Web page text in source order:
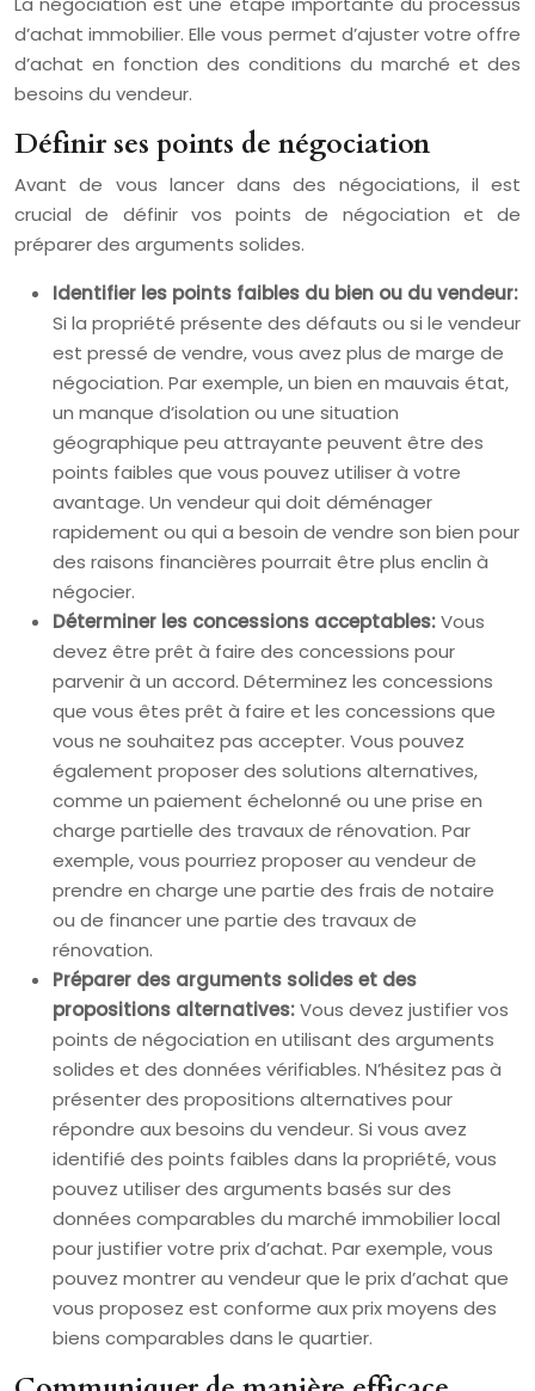
d’achat immobilier. Elle vous permet d’ajuster votre offre
d’achat en fonction des conditions du marché et des
besoins du vendeur.
Définir ses points de négociation
Avant de vous lancer dans des négociations, il est
crucial de définir vos points de négociation et de
préparer des arguments solides.
Identifier les points faibles du bien ou du vendeur:
Si la propriété présente des défauts ou si le vendeur
est pressé de vendre, vous avez plus de marge de
négociation. Par exemple, un bien en mauvais état,
un manque d’isolation ou une situation
géographique peu attrayante peuvent être des
points faibles que vous pouvez utiliser à votre
avantage. Un vendeur qui doit déménager
rapidement ou qui a besoin de vendre son bien pour
des raisons financières pourrait être plus enclin à
négocier.
Déterminer les concessions acceptables:Vous
devez être prêt à faire des concessions pour
parvenir à un accord. Déterminez les concessions
que vous êtes prêt à faire et les concessions que
vous ne souhaitez pas accepter. Vous pouvez
également proposer des solutions alternatives,
comme un paiement échelonné ou une prise en
charge partielle des travaux de rénovation. Par
exemple, vous pourriez proposer au vendeur de
prendre en charge une partie des frais de notaire
ou de financer une partie des travaux de
rénovation.
Préparer des arguments solides et des
propositions alternatives:Vous devez justifier vos
points de négociation en utilisant des arguments
solides et des données vérifiables. N’hésitez pas à
présenter des propositions alternatives pour
répondre aux besoins du vendeur. Si vous avez
identifié des points faibles dans la propriété, vous
pouvez utiliser des arguments basés sur des
données comparables du marché immobilier local
pour justifier votre prix d’achat. Par exemple, vous
pouvez montrer au vendeur que le prix d’achat que
vous proposez est conforme aux prix moyens des
biens comparables dans le quartier.